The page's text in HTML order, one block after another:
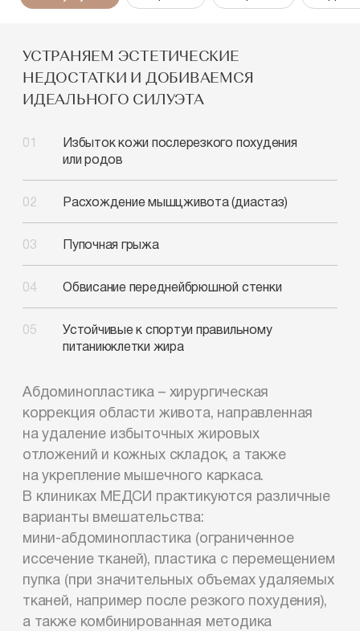
УСТРАНЯЕМ ЭСТЕТИЧЕСКИЕ
НЕДОСТАТКИ И ДОБИВАЕМСЯ
ИДЕАЛЬНОГО СИЛУЭТА
Избыток кожи послерезкого похудения
или родов
Расхождение мышцживота (диастаз)
Пупочная грыжа
Обвисание переднейбрюшной стенки
Устойчивые к спортуи правильному
питаниюклетки жира
Абдоминопластика – хирургическая
коррекция области живота, направленная
на удаление избыточных жировых
отложений и кожных складок, а также
на укрепление мышечного каркаса.
В клиниках МЕДСИ практикуются различные
варианты вмешательства:
мини-абдоминопластика (ограниченное
иссечение тканей), пластика с перемещением
пупка (при значительных объемах удаляемых
тканей, например после резкого похудения),
а также комбинированная методика